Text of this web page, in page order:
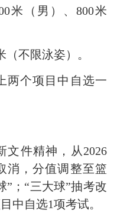
（男）、800米
不限泳姿）。
个项目中自选一
件精神，从2026
消，分值调整至篮
”；“三大球”抽考改
中自选1项考试。